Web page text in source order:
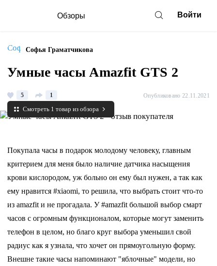
Обзоры Войти
Софья Граматчикова
Умные часы Amazfit GTS 2
5 1 Опубликовано 22.11.2021
Смотреть 1 товар из обзора
Покупала часы в подарок молодому человеку, главным
критерием для меня было наличие датчика насыщения
крови кислородом, уж больно он ему был нужен, а так как
ему нравится #xiaomi, то решила, что выбрать стоит что-то
из amazfit и не прогадала. У #amazfit большой выбор смарт
часов с огромным функционалом, которые могут заменить
телефон в целом, но благо круг выбора уменьшил свой
радиус как я узнала, что хочет он прямоугольную форму.
Внешне такие часы напоминают "яблочные" модели, но